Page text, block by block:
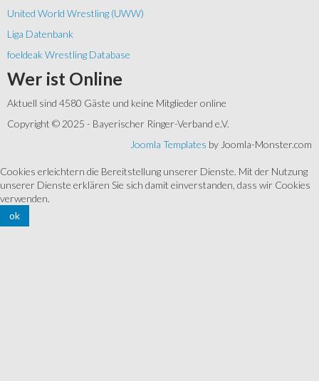
United World Wrestling (UWW)
Liga Datenbank
foeldeak Wrestling Database
Wer ist Online
Aktuell sind 4580 Gäste und keine Mitglieder online
Copyright © 2025 - Bayerischer Ringer-Verband e.V.
Joomla Templates by Joomla-Monster.com
Cookies erleichtern die Bereitstellung unserer Dienste. Mit der Nutzung
unserer Dienste erklären Sie sich damit einverstanden, dass wir Cookies
verwenden.
ok